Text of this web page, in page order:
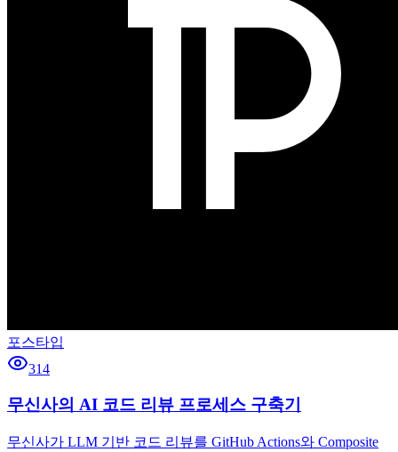
포스타입
314
무신사의 AI 코드 리뷰 프로세스 구축기
무신사가 LLM 기반 코드 리뷰를 GitHub Actions와 Composite